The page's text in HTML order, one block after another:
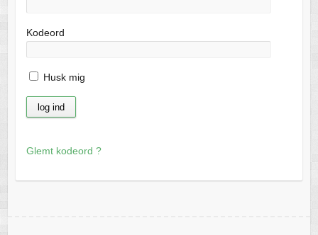
Kodeord
Husk mig
Glemt kodeord ?